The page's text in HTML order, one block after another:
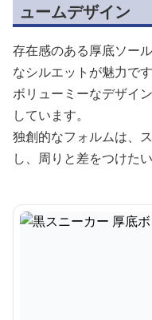
ュームデザイン
存在感のある厚底ソー
なシルエットが魅力です
ボリューミーなデザイ
しています。
独創的なフォルムは、
し、周りと差をつけた